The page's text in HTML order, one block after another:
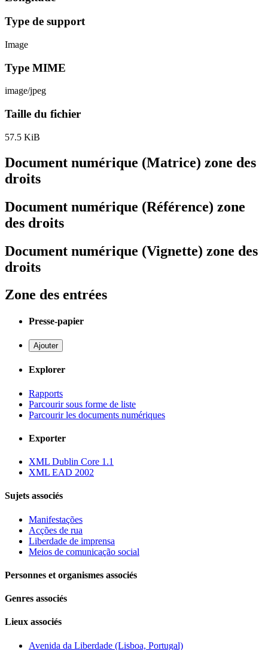
Type de support
Image
Type MIME
image/jpeg
Taille du fichier
57.5 KiB
Document numérique (Matrice) zone des
droits
Document numérique (Référence) zone
des droits
Document numérique (Vignette) zone des
droits
Zone des entrées
Presse-papier
Ajouter
Explorer
Rapports
Parcourir sous forme de liste
Parcourir les documents numériques
Exporter
XML Dublin Core 1.1
XML EAD 2002
Sujets associés
Manifestações
Acções de rua
Liberdade de imprensa
Meios de comunicação social
Personnes et organismes associés
Genres associés
Lieux associés
Avenida da Liberdade (Lisboa, Portugal)